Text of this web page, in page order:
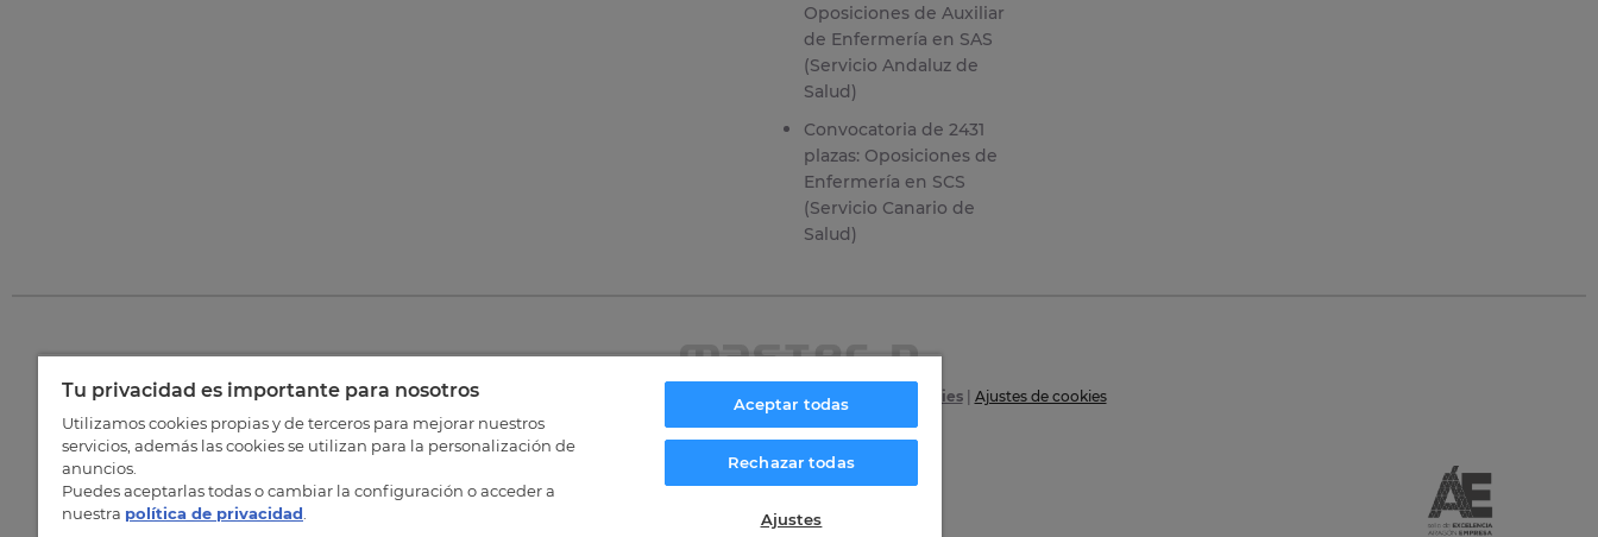
Oposiciones de Auxiliar
de Enfermería en SAS
(Servicio Andaluz de
Salud)
Convocatoria de 2431
plazas: Oposiciones de
Enfermería en SCS
(Servicio Canario de
Salud)
Política de privacidad| Política de Cookies| Ajustes de cookies
Tu privacidad es importante para nosotros
Utilizamos cookies propias y de terceros para mejorar nuestros
servicios, además las cookies se utilizan para la personalización de
anuncios.
Puedes aceptarlas todas o cambiar la configuración o acceder a
nuestra política de privacidad
Aceptar todas
Rechazar todas
Ajustes